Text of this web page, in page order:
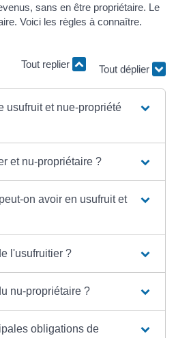
sans en être propriétaire. Le
Voici les règles à connaître.
Tout replier
Tout déplier
usufruit et nue-propriété
et nu-propriétaire ?
on avoir en usufruit et
l'usufruitier ?
nu-propriétaire ?
obligations de